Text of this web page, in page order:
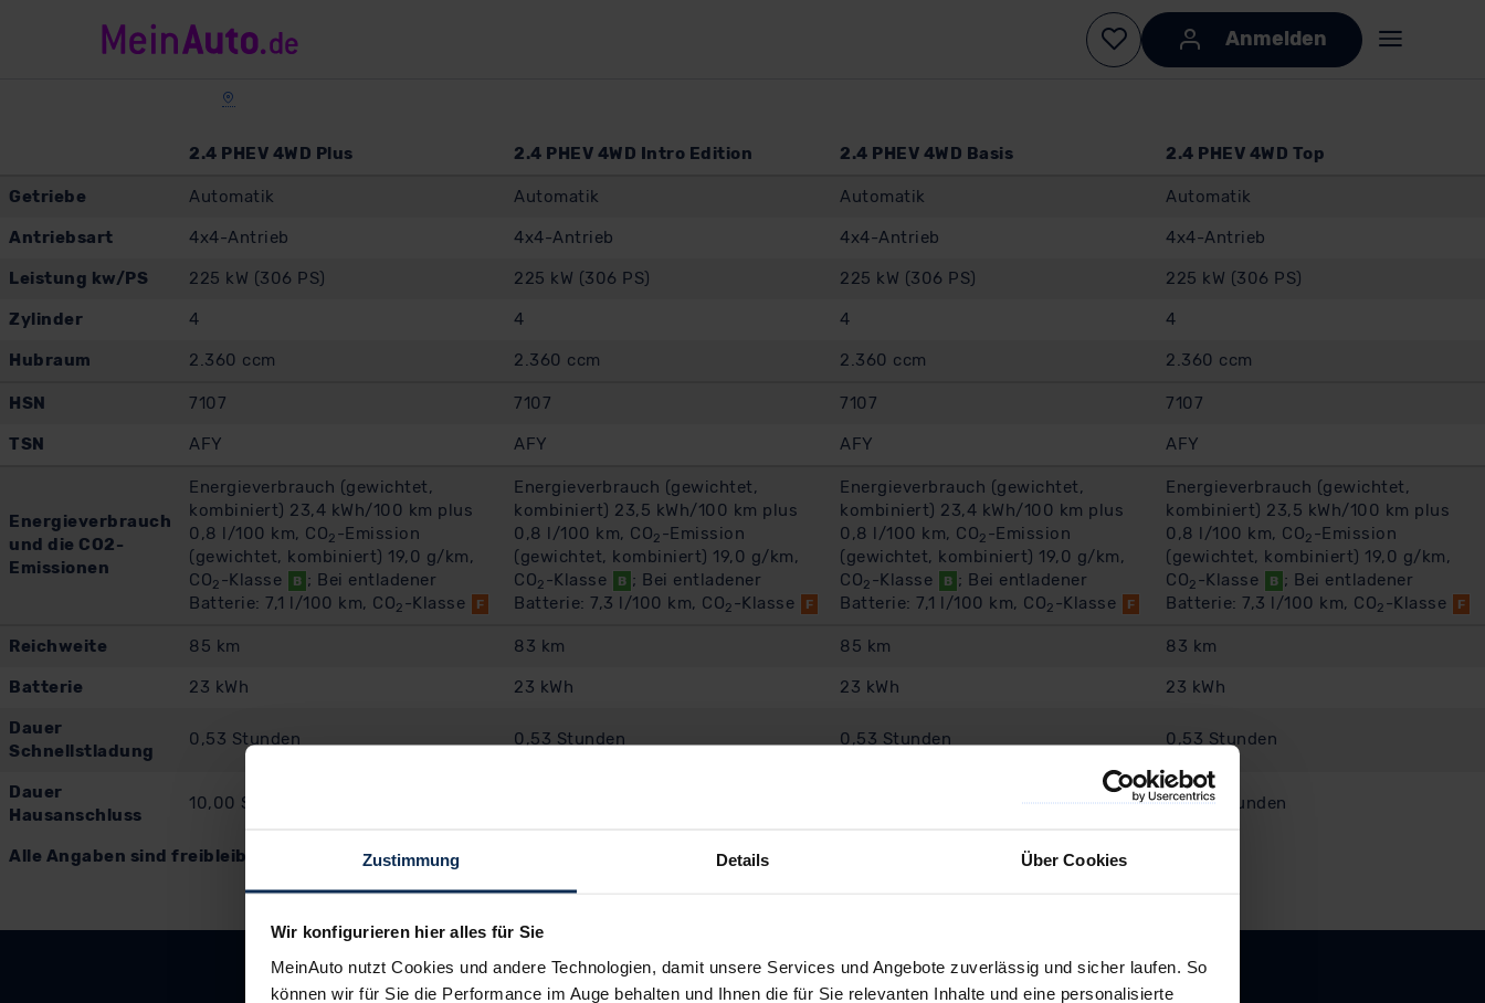
Zustimmung Details Über Cookies
Wir konfigurieren hier alles für Sie
MeinAuto nutzt Cookies und andere Technologien, damit unsere Services und Angebote zuverlässig und sicher laufen. So
können wir für Sie die Performance im Auge behalten und Ihnen die für Sie relevanten Inhalte und eine personalisierte
2.4 PHEV 4WD Plus 2.4 PHEV 4WD Intro Edition 2.4 PHEV 4WD Basis 2.4 PHEV 4WD Top
Alle Angaben sind freibleibend und unverbindlich. Es gelten die aktuellen Herstellerangaben
Getriebe Automatik Automatik Automatik Automatik
Antriebsart 4x4-Antrieb 4x4-Antrieb 4x4-Antrieb 4x4-Antrieb
Leistung kw/PS 225 kW (306 PS) 225 kW (306 PS) 225 kW (306 PS) 225 kW (306 PS)
Zylinder 4 4 4 4
Hubraum 2.360 ccm 2.360 ccm 2.360 ccm 2.360 ccm
HSN 7107 7107 7107 7107
TSN AFY AFY AFY AFY
Energieverbrauch
und die CO2-
Emissionen
Energieverbrauch (gewichtet,
kombiniert) 23,4 kWh/100 km plus
0,8 l/100 km, CO2 -Emission
(gewichtet, kombiniert) 19,0 g/km,
CO2 -Klasse B ; Bei entladener
Batterie: 7,1 l/100 km, CO2 -Klasse F
Energieverbrauch (gewichtet,
kombiniert) 23,5 kWh/100 km plus
0,8 l/100 km, CO2 -Emission
(gewichtet, kombiniert) 19,0 g/km,
CO2 -Klasse B ; Bei entladener
Batterie: 7,3 l/100 km, CO2 -Klasse F
Energieverbrauch (gewichtet,
kombiniert) 23,4 kWh/100 km plus
0,8 l/100 km, CO2 -Emission
(gewichtet, kombiniert) 19,0 g/km,
CO2 -Klasse B ; Bei entladener
Batterie: 7,1 l/100 km, CO2 -Klasse F
Energieverbrauch (gewichtet,
kombiniert) 23,5 kWh/100 km plus
0,8 l/100 km, CO2 -Emission
(gewichtet, kombiniert) 19,0 g/km,
CO2 -Klasse B ; Bei entladener
Batterie: 7,3 l/100 km, CO2 -Klasse F
Reichweite 85 km 83 km 85 km 83 km
Batterie 23 kWh 23 kWh 23 kWh 23 kWh
Dauer
Schnellstladung
0,53 Stunden 0,53 Stunden 0,53 Stunden 0,53 Stunden
Dauer
Hausanschluss
10,00 Stunden 10,00 Stunden